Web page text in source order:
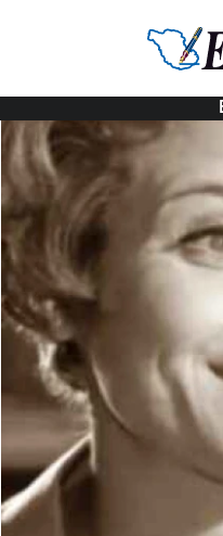
Μαίρη
θεατρίνας
eVima Serres Team07 Δεκ 2022,